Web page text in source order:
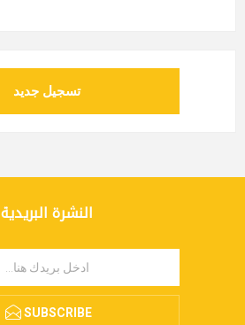
تسجيل جديد
النشرة البريدية
SUBSCRIBE